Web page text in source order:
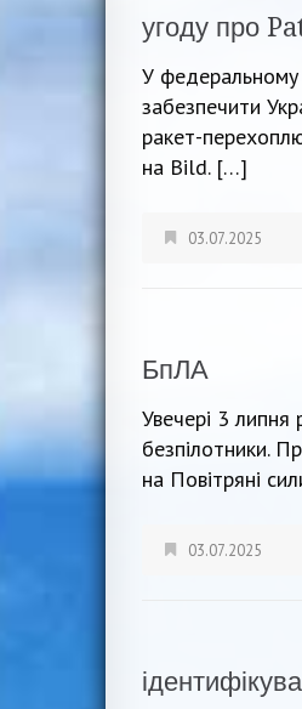
угоду про
У
забезпечити
ракет-
на Bild. […]
03.07.2025
БпЛА
Увечері 3 липня
безпілотники.
на Повітряні
03.07.2025